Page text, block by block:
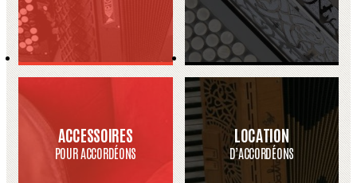
ACCESSOIRES
POUR ACCORDÉONS
LOCATION
D’ACCORDÉONS